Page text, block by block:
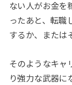
ない人がお金を
ったあと、転職
するか、または
そのようなキャ
り強力な武器に